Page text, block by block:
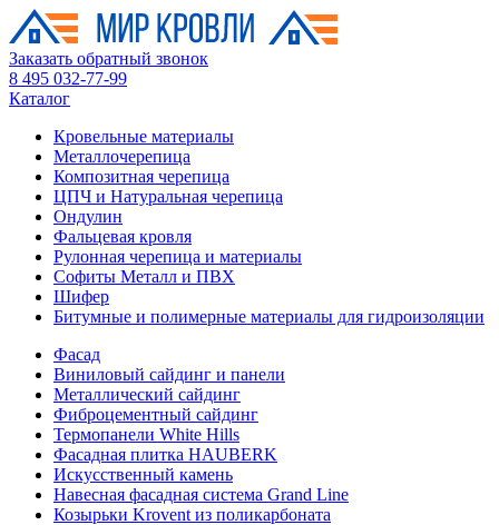
Заказать обратный звонок
8 495 032-77-99
Каталог
Кровельные материалы
Металлочерепица
Композитная черепица
ЦПЧ и Натуральная черепица
Ондулин
Фальцевая кровля
Рулонная черепица и материалы
Софиты Металл и ПВХ
Шифер
Битумные и полимерные материалы для гидроизоляции
Фасад
Виниловый сайдинг и панели
Металлический сайдинг
Фиброцементный сайдинг
Термопанели White Hills
Фасадная плитка HAUBERK
Искусственный камень
Навесная фасадная система Grand Line
Козырьки Krovent из поликарбоната